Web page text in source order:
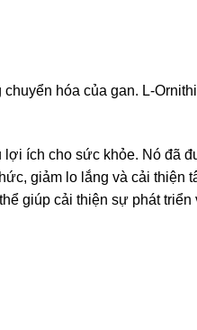
hóa của gan. L-
ích cho sức khỏe. Nó đã
giảm lo lắng và cải thiện
giúp cải thiện sự phát